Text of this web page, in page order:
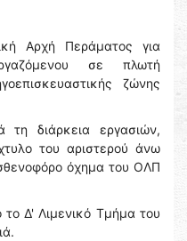
Αρχή Περάματος για
σε πλωτή
ζώνης
τη διάρκεια εργασιών,
του αριστερού άνω
όχημα του ΟΛΠ
το Δ' Λιμενικό Τμήμα του